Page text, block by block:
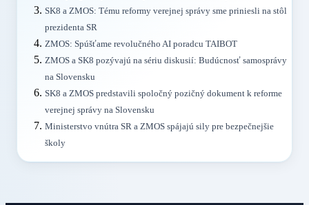
SK8 a ZMOS: Tému reformy verejnej správy sme priniesli na stôl
prezidenta SR
ZMOS: Spúšťame revolučného AI poradcu TAIBOT
ZMOS a SK8 pozývajú na sériu diskusií: Budúcnosť samosprávy
na Slovensku
SK8 a ZMOS predstavili spoločný pozičný dokument k reforme
verejnej správy na Slovensku
Ministerstvo vnútra SR a ZMOS spájajú sily pre bezpečnejšie
školy